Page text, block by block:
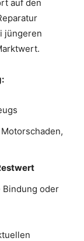
auf den
jüngeren
Motorschaden,
Bindung oder